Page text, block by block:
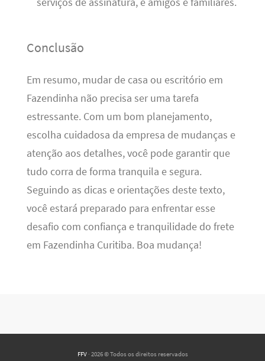
Conclusão
Em resumo, mudar de casa ou escritório em
Fazendinha não precisa ser uma tarefa
estressante. Com um bom planejamento,
escolha cuidadosa da empresa de mudanças e
atenção aos detalhes, você pode garantir que
tudo corra de forma tranquila e segura.
Seguindo as dicas e orientações deste texto,
você estará preparado para enfrentar esse
desafio com confiança e tranquilidade do frete
em Fazendinha Curitiba. Boa mudança!
FFV· 2026 © Todos os direitos reservados